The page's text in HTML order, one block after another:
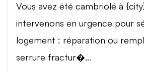
Vous avez été cambriolé à
intervenons en urgence pour
logement : réparation ou
serrure fractur�...